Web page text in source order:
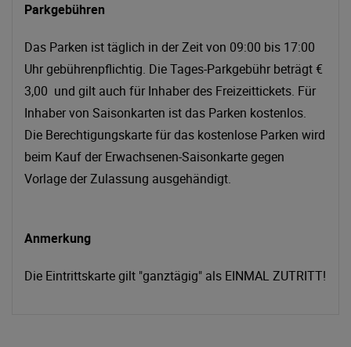
Parkgebühren
Das Parken ist täglich in der Zeit von 09:00 bis 17:00
Uhr gebührenpflichtig. Die Tages-Parkgebühr beträgt €
3,00 und gilt auch für Inhaber des Freizeittickets. Für
Inhaber von Saisonkarten ist das Parken kostenlos.
Die Berechtigungskarte für das kostenlose Parken wird
beim Kauf der Erwachsenen-Saisonkarte gegen
Vorlage der Zulassung ausgehändigt.
Anmerkung
Die Eintrittskarte gilt "ganztägig" als EINMAL ZUTRITT!